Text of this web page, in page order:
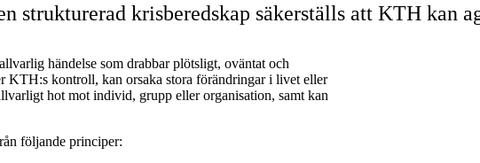
strukturerad krisberedskap säkerställs att KTH kan
händelse som drabbar plötsligt, oväntat och
KTH:s kontroll, kan orsaka stora förändringar i livet eller
hot mot individ, grupp eller organisation, samt kan
följande principer: